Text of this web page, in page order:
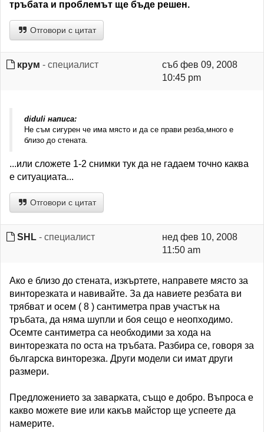
тръбата и проблемът ще бъде решен.
Отговори с цитат
крум - специалист
съб фев 09, 2008
10:45 pm
diduli написа:
Не съм сигурен че има място и да се прави резба,много е
близо до стената.
...или сложете 1-2 снимки тук да не гадаем точно каква
е ситуациата...
Отговори с цитат
SHL - специалист
нед фев 10, 2008
11:50 am
Ако е близо до стената, изкъртете, направете място за
винторезката и навивайте. За да навиете резбата ви
трябват и осем ( 8 ) сантиметра прав участък на
тръбата, да няма шупли и боя сещо е неопходимо.
Осемте сантиметра са необходими за хода на
винторезката по оста на тръбата. Разбира се, говоря за
българска винторезка. Други модели си имат други
размери.
Предложението за заварката, също е добро. Въпроса е
какво можете вие или какъв майстор ще успеете да
намерите.